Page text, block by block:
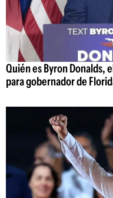
Quién es Byron Donalds,
para gobernador de